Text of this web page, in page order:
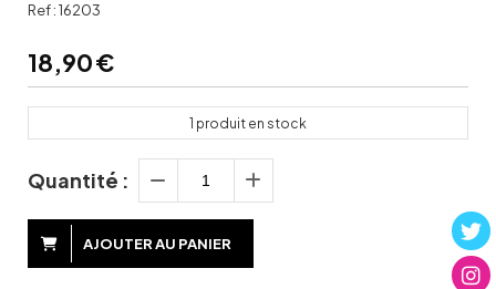
Ref :16203
18,90€
1 produit en stock
Quantité :
AJOUTER AU PANIER